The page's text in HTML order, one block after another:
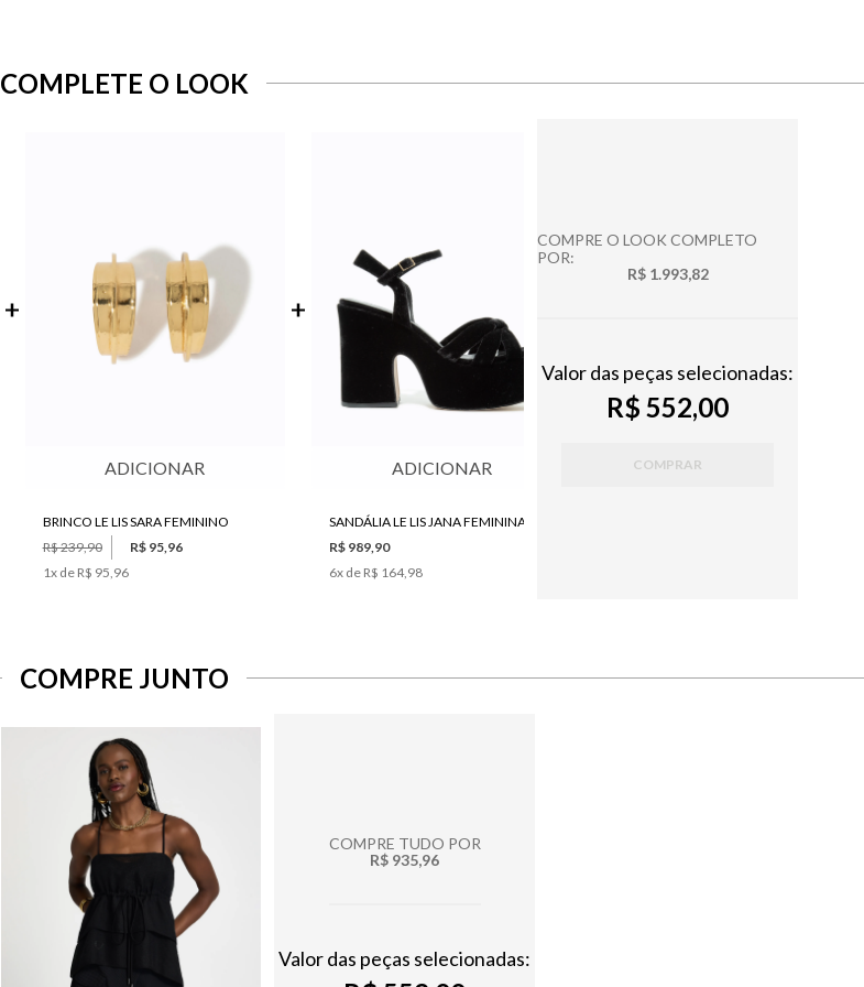
COMPLETE O LOOK
ADICIONAR
BRINCO LE LIS SARA FEMININO
R$ 239,90
R$ 95,96
1x de R$ 95,96
ADICIONAR
SANDÁLIA LE LIS JANA FEMININA
R$ 989,90
6x de R$ 164,98
COMPRE O LOOK COMPLETO
POR:
R$ 1.993,82
Valor das peças selecionadas:
R$ 552,00
COMPRAR
COMPRE JUNTO
COMPRE TUDO POR
R$ 935,96
Valor das peças selecionadas: